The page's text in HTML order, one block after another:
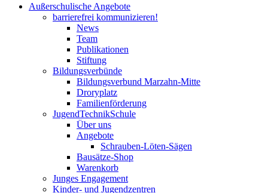
Außerschulische Angebote
barrierefrei kommunizieren!
News
Team
Publikationen
Stiftung
Bildungsverbünde
Bildungsverbund Marzahn-Mitte
Droryplatz
Familienförderung
JugendTechnikSchule
Über uns
Angebote
Schrauben-Löten-Sägen
Bausätze-Shop
Warenkorb
Junges Engagement
Kinder- und Jugendzentren